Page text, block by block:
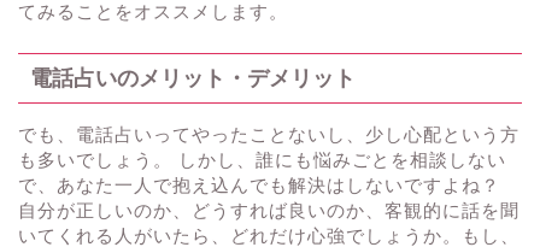
てみることをオススメします。
電話占いのメリット・デメリット
でも、電話占いってやったことないし、少し心配という方
も多いでしょう。 しかし、誰にも悩みごとを相談しない
で、あなた一人で抱え込んでも解決はしないですよね？
自分が正しいのか、どうすれば良いのか、客観的に話を聞
いてくれる人がいたら、どれだけ心強でしょうか。もし、